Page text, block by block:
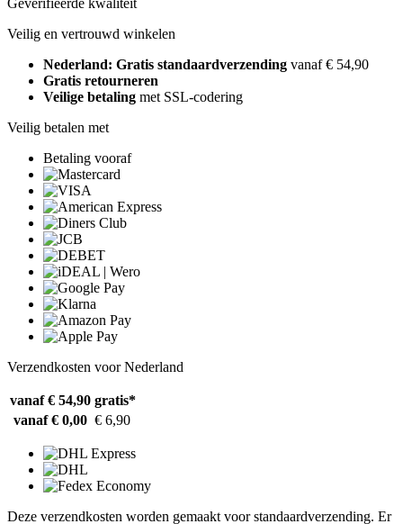
Geverifieerde kwaliteit
Veilig en vertrouwd winkelen
Nederland: Gratis standaardverzending vanaf € 54,90
Gratis retourneren
Veilige betaling met SSL-codering
Veilig betalen met
Betaling vooraf
Verzendkosten voor Nederland
vanaf € 54,90 gratis*
vanaf € 0,00 € 6,90
Deze verzendkosten worden gemaakt voor standaardverzending. Er